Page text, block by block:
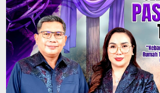
Karateka
yang
Kini
Jabat
Sekot
Ambon